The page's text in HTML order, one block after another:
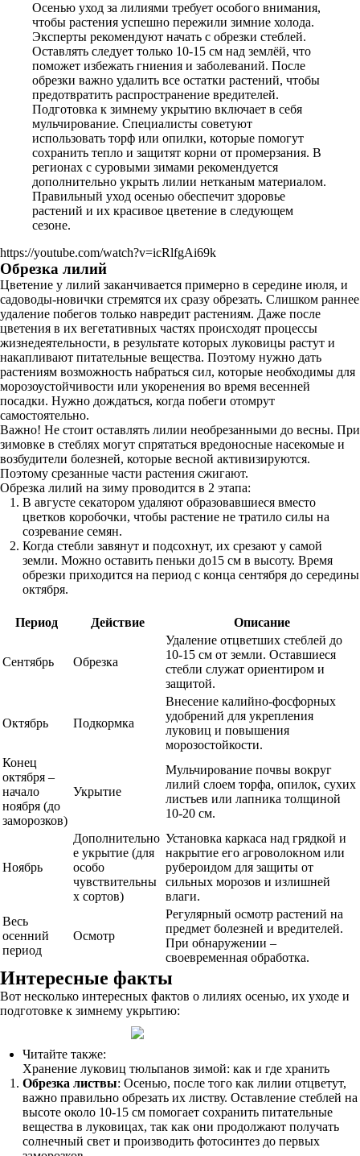
Осенью уход за лилиями требует особого внимания,
чтобы растения успешно пережили зимние холода.
Эксперты рекомендуют начать с обрезки стеблей.
Оставлять следует только 10-15 см над землёй, что
поможет избежать гниения и заболеваний. После
обрезки важно удалить все остатки растений, чтобы
предотвратить распространение вредителей.
Подготовка к зимнему укрытию включает в себя
мульчирование. Специалисты советуют
использовать торф или опилки, которые помогут
сохранить тепло и защитят корни от промерзания. В
регионах с суровыми зимами рекомендуется
дополнительно укрыть лилии нетканым материалом.
Правильный уход осенью обеспечит здоровье
растений и их красивое цветение в следующем
сезоне.
https://youtube.com/watch?v=icRlfgAi69k
Обрезка лилий
Цветение у лилий заканчивается примерно в середине июля, и
садоводы-новички стремятся их сразу обрезать. Слишком раннее
удаление побегов только навредит растениям. Даже после
цветения в их вегетативных частях происходят процессы
жизнедеятельности, в результате которых луковицы растут и
накапливают питательные вещества. Поэтому нужно дать
растениям возможность набраться сил, которые необходимы для
морозоустойчивости или укоренения во время весенней
посадки. Нужно дождаться, когда побеги отомрут
самостоятельно.
Важно! Не стоит оставлять лилии необрезанными до весны. При
зимовке в стеблях могут спрятаться вредоносные насекомые и
возбудители болезней, которые весной активизируются.
Поэтому срезанные части растения сжигают.
Обрезка лилий на зиму проводится в 2 этапа:
В августе секатором удаляют образовавшиеся вместо
цветков коробочки, чтобы растение не тратило силы на
созревание семян.
Когда стебли завянут и подсохнут, их срезают у самой
земли. Можно оставить пеньки до15 см в высоту. Время
обрезки приходится на период с конца сентября до середины
октября.
Период Действие Описание
Сентябрь Обрезка
Удаление отцветших стеблей до
10-15 см от земли. Оставшиеся
стебли служат ориентиром и
защитой.
Октябрь Подкормка
Внесение калийно-фосфорных
удобрений для укрепления
луковиц и повышения
морозостойкости.
Конец
октября –
начало
ноября (до
заморозков)
Укрытие
Мульчирование почвы вокруг
лилий слоем торфа, опилок, сухих
листьев или лапника толщиной
10-20 см.
Ноябрь
Дополнительно
е укрытие (для
особо
чувствительны
х сортов)
Установка каркаса над грядкой и
накрытие его агроволокном или
рубероидом для защиты от
сильных морозов и излишней
влаги.
Весь
осенний
период
Осмотр
Регулярный осмотр растений на
предмет болезней и вредителей.
При обнаружении –
своевременная обработка.
Интересные факты
Вот несколько интересных фактов о лилиях осенью, их уходе и
подготовке к зимнему укрытию:
Читайте также:
Хранение луковиц тюльпанов зимой: как и где хранить
Обрезка листвы: Осенью, после того как лилии отцветут,
важно правильно обрезать их листву. Оставление стеблей на
высоте около 10-15 см помогает сохранить питательные
вещества в луковицах, так как они продолжают получать
солнечный свет и производить фотосинтез до первых